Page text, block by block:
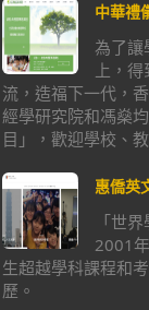
中華禮
為了讓
上，
流，造福下一代，
經學研究院和馮燊
目」，歡迎學校、
惠僑英
「世
2001
生超越學科課程和
歷。